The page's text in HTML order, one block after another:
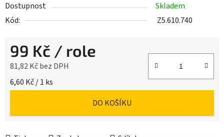
Dostupnost
Skladem
Kód:
Z5.610.740
99 Kč / role
81,82 Kč bez DPH
Měrná cena:
6,60 Kč / 1 ks
DO KOŠÍKU